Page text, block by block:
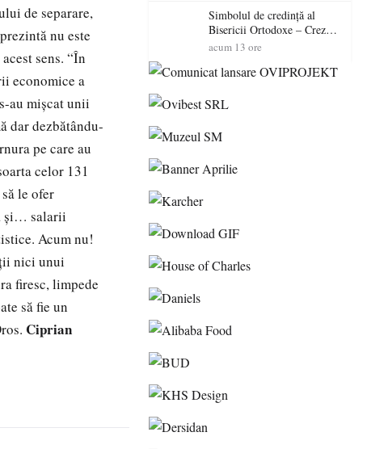
de separare,
nu este
sens. “În
economice a
au mişcat unii
dar dezbătându-
pe care au
celor 131
le ofer
şi… salarii
Acum nu!
nici unui
firesc, limpede
să fie un
Ciprian
Simbolul de credinţă al
Bisericii Ortodoxe – Crezul
(3)
acum 13 ore